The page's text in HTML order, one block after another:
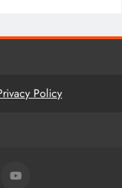
Policy